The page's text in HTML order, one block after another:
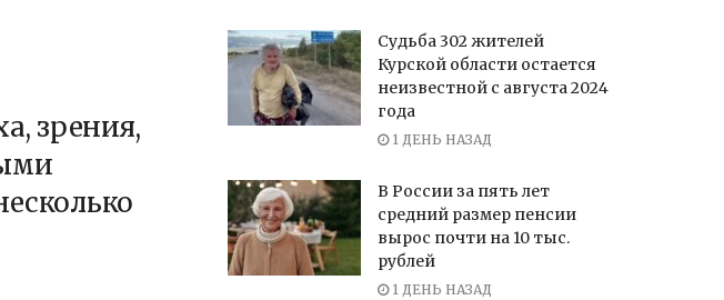
зрения,
Судьба 302 жителей
Курской области остается
неизвестной с августа 2024
года
1 ДЕНЬ НАЗАД
В России за пять лет
средний размер пенсии
вырос почти на 10 тыс.
рублей
1 ДЕНЬ НАЗАД